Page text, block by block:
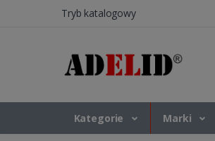
Tryb katalogowy
Kategorie Marki